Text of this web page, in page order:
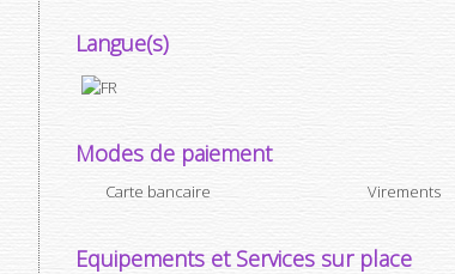
Langue(s)
Modes de paiement
Carte bancaire Virements
Equipements et Services sur place